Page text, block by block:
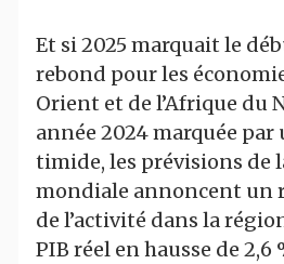
Et si 2025 marquait le
rebond pour les
Orient et de l’Afrique du
année 2024 marquée par
timide, les prévisions de
mondiale annoncent un
de l’activité dans la
PIB réel en hausse de 2,6